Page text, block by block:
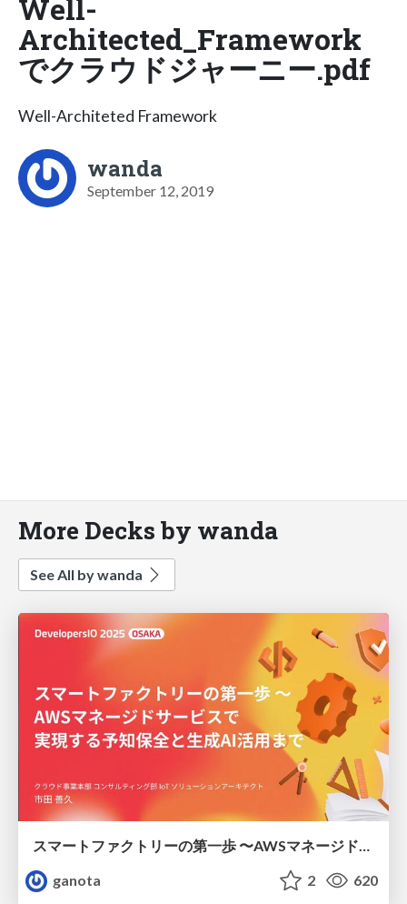
Well-
Architected_Framework
でクラウドジャーニー.pdf
Well-Architeted Framework
wanda
September 12, 2019
More Decks by wanda
See All by wanda
スマートファクトリーの第一歩 〜AWSマネージドサービスで 実現する予知保全と生成AI活用まで
ganota
2 620